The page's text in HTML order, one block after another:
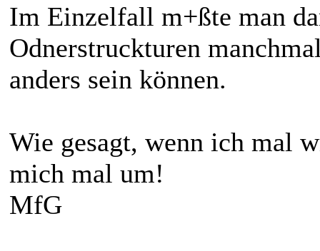
Im Einzelfall m+ßte man
Odnerstruckturen
anders sein können.
Wie gesagt, wenn ich mal
mich mal um!
MfG